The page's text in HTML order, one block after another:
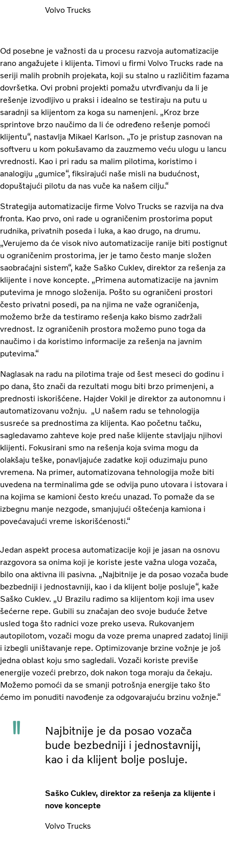
Volvo Trucks
Od posebne je važnosti da u procesu razvoja automatizacije
rano angažujete i klijenta. Timovi u firmi Volvo Trucks rade na
seriji malih probnih projekata, koji su stalno u različitim fazama
dovršetka. Ovi probni projekti pomažu utvrđivanju da li je
rešenje izvodljivo u praksi i idealno se testiraju na putu u
saradnji sa klijentom za koga su namenjeni. „Kroz brze
sprintove brzo naučimo da li će određeno rešenje pomoći
klijentu“, nastavlja Mikael Karlson. „To je pristup zasnovan na
softveru u kom pokušavamo da zauzmemo veću ulogu u lancu
vrednosti. Kao i pri radu sa malim pilotima, koristimo i
analogiju „gumice“, fiksirajući naše misli na budućnost,
dopuštajući pilotu da nas vuče ka našem cilju.“
Strategija automatizacije firme Volvo Trucks se razvija na dva
fronta. Kao prvo, oni rade u ograničenim prostorima poput
rudnika, privatnih poseda i luka, a kao drugo, na drumu.
„Verujemo da će visok nivo automatizacije ranije biti postignut
u ograničenim prostorima, jer je tamo često manje složen
saobraćajni sistem“, kaže Saško Cuklev, direktor za rešenja za
klijente i nove koncepte. „Primena automatizacije na javnim
putevima je mnogo složenija. Pošto su ograničeni prostori
često privatni posedi, pa na njima ne važe ograničenja,
možemo brže da testiramo rešenja kako bismo zadržali
vrednost. Iz ograničenih prostora možemo puno toga da
naučimo i da koristimo informacije za rešenja na javnim
putevima.“
Naglasak na radu na pilotima traje od šest meseci do godinu i
po dana, što znači da rezultati mogu biti brzo primenjeni, a
prednosti iskorišćene. Hajder Vokil je direktor za autonomnu i
automatizovanu vožnju. „U našem radu se tehnologija
susreće sa prednostima za klijenta. Kao početnu tačku,
sagledavamo zahteve koje pred naše klijente stavljaju njihovi
klijenti. Fokusirani smo na rešenja koja svima mogu da
olakšaju teške, ponavljajuće zadatke koji oduzimaju puno
vremena. Na primer, automatizovana tehnologija može biti
uvedena na terminalima gde se odvija puno utovara i istovara i
na kojima se kamioni često kreću unazad. To pomaže da se
izbegnu manje nezgode, smanjujući oštećenja kamiona i
povećavajući vreme iskorišćenosti.“
Jedan aspekt procesa automatizacije koji je jasan na osnovu
razgovora sa onima koji je koriste jeste važna uloga vozača,
bilo ona aktivna ili pasivna. „Najbitnije je da posao vozača bude
bezbedniji i jednostavniji, kao i da klijent bolje posluje“, kaže
Saško Cuklev. „U Brazilu radimo sa klijentom koji ima usev
šećerne repe. Gubili su značajan deo svoje buduće žetve
usled toga što radnici voze preko useva. Rukovanjem
autopilotom, vozači mogu da voze prema unapred zadatoj liniji
i izbegli uništavanje repe. Optimizovanje brzine vožnje je još
jedna oblast koju smo sagledali. Vozači koriste previše
energije vozeći prebrzo, dok nakon toga moraju da čekaju.
Možemo pomoći da se smanji potrošnja energije tako što
ćemo im ponuditi navođenje za odgovarajuću brzinu vožnje.“
Najbitnije je da posao vozača
bude bezbedniji i jednostavniji,
kao i da klijent bolje posluje.
Saško Cuklev, direktor za rešenja za klijente i
nove koncepte
Volvo Trucks